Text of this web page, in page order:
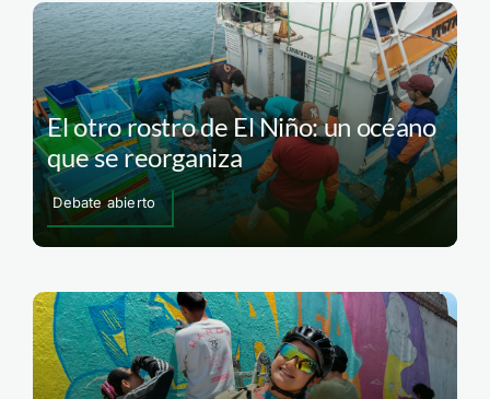
El otro rostro de El Niño: un océano
que se reorganiza
Debate abierto